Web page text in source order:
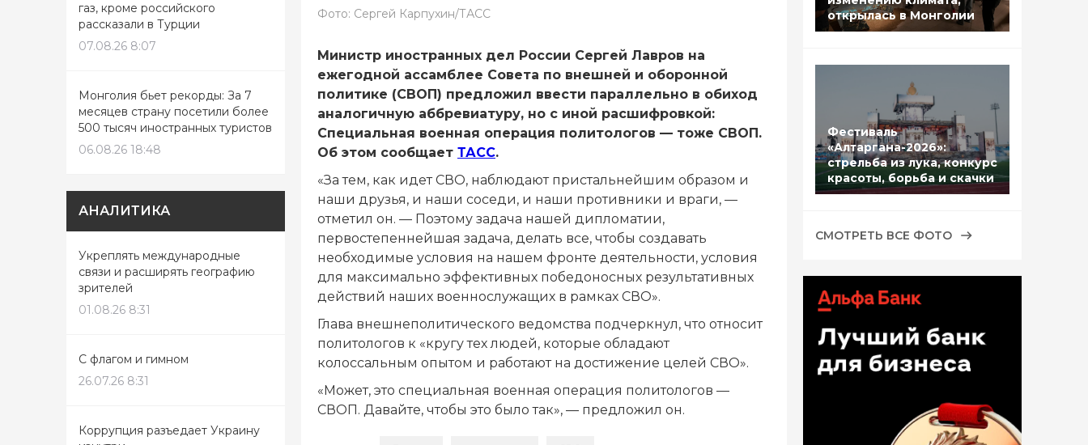
газ, кроме российского
рассказали в Турции
07.08.26 8:07
Монголия бьет рекорды: За 7
месяцев страну посетили более
500 тысяч иностранных туристов
06.08.26 18:48
АНАЛИТИКА
Укреплять международные
связи и расширять географию
зрителей
01.08.26 8:31
С флагом и гимном
26.07.26 8:31
Коррупция разъедает Украину
Фото: Сергей Карпухин/ТАСС
Министр иностранных дел России Сергей Лавров на
ежегодной ассамблее Совета по внешней и оборонной
политике (СВОП) предложил ввести параллельно в обиход
аналогичную аббревиатуру, но с иной расшифровкой:
Специальная военная операция политологов — тоже СВОП.
Об этом сообщает ТАСС.
«За тем, как идет СВО, наблюдают пристальнейшим образом и
наши друзья, и наши соседи, и наши противники и враги, —
отметил он. — Поэтому задача нашей дипломатии,
первостепеннейшая задача, делать все, чтобы создавать
необходимые условия на нашем фронте деятельности, условия
для максимально эффективных победоносных результативных
действий наших военнослужащих в рамках СВО».
Глава внешнеполитического ведомства подчеркнул, что относит
политологов к «кругу тех людей, которые обладают
колоссальным опытом и работают на достижение целей СВО».
«Может, это специальная военная операция политологов —
СВОП. Давайте, чтобы это было так», — предложил он.
открылась в Монголии
Фестиваль
«Алтаргана-2026»:
стрельба из лука, конкурс
красоты, борьба и скачки
СМОТРЕТЬ ВСЕ ФОТО